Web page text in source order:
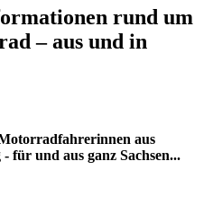
rund um
– aus und in
aus
für und aus ganz Sachsen...